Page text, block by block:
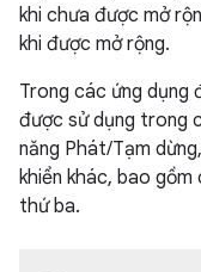
khi chưa được mở
khi được mở rộng.
Trong các ứng dụng
được sử dụng trong
năng Phát/Tạm
khiển khác, bao
thứ ba.